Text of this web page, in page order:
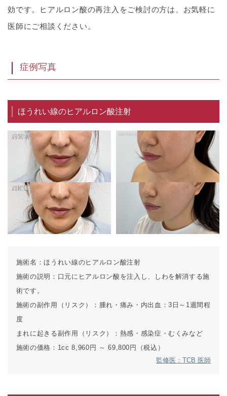
効です。ヒアルロン酸の再注入をご検討の方は、お気軽に
医師にご相談ください。
症例写真
ほうれい線のヒアルロン酸注射
施術名：ほうれい線のヒアルロン酸注射
施術の説明： 口元にヒアルロン酸を注入し、しわを解消する施
術です。
施術の副作用（リスク）： 腫れ・痛み・内出血：3日～1週間程
度
まれに起きる副作用（リスク）： 熱感・感染症・むくみなど
施術の価格： 1cc 8,960円 ～ 69,800円（税込）
監修医：TCB 医師